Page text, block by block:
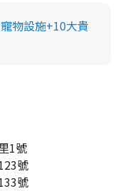
物設施+10大貴
1號
號
號